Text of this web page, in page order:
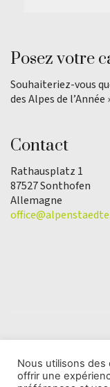
Posez votre
Souhaiteriez-vous
des Alpes de
Contact
Rathausplatz 1
87527 Sonthofen
Allemagne
© Copyright 2025 |
Nous utilisons
offrir une